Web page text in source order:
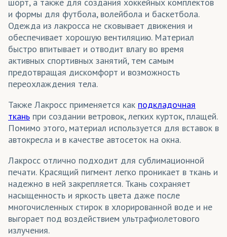
шорт, а также для создания хоккейных комплектов
и формы для футбола, волейбола и баскетбола.
Одежда из лакросса не сковывает движения и
обеспечивает хорошую вентиляцию. Материал
быстро впитывает и отводит влагу во время
активных спортивных занятий, тем самым
предотвращая дискомфорт и возможность
переохлаждения тела.
Также Лакросс применяется как подкладочная
ткань при создании ветровок, легких курток, плащей.
Помимо этого, материал используется для вставок в
автокресла и в качестве автосеток на окна.
Лакросс отлично подходит для сублимационной
печати. Красящий пигмент легко проникает в ткань и
надежно в ней закрепляется. Ткань сохраняет
насыщенность и яркость цвета даже после
многочисленных стирок в хлорированной воде и не
выгорает под воздействием ультрафиолетового
излучения.